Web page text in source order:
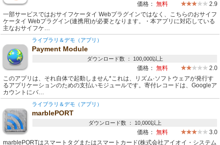
価格： 無料
2.9
一部サービスではおサイフケータイ Webプラグインではなく、こちらのおサイフ
ケータイ Webプラグイン(連携用)が必要となります。・本アプリに対応している
主なおサイフケ…
ライブラリ＆デモ（アプリ）
Payment Module
ダウンロード数 ： 100,000以上
価格： 無料
2.0
このアプリは、それ自体で起動しません*これは、リズム·ソフトウェアが発行す
るアプリケーションのための支払いモジュールです。寄付レコードは、Googleア
カウントにバ…
ライブラリ＆デモ（アプリ）
marblePORT
ダウンロード数 ： 10,000以上
価格： 無料
3.0
marblePORTはスマートタグまたはスマートカード(株式会社アイオイ・システム